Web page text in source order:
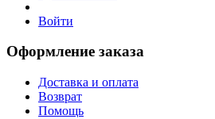
Войти
Оформление заказа
Доставка и оплата
Возврат
Помощь